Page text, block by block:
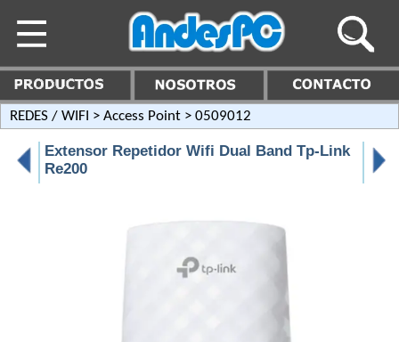
REDES / WIFI > Access Point > 0509012
Extensor Repetidor Wifi Dual Band Tp-Link
Re200